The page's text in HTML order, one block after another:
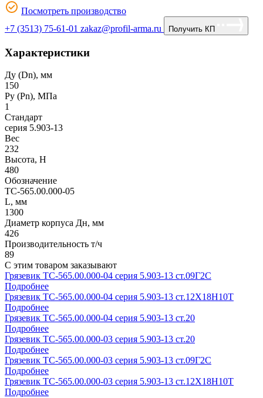
Посмотреть производство
+7 (3513) 75-61-01 zakaz@profil-arma.ru Получить КП
Характеристики
Ду (Dn), мм
150
Ру (Рn), МПа
1
Стандарт
серия 5.903-13
Вес
232
Высота, H
480
Обозначение
ТС-565.00.000-05
L, мм
1300
Диаметр корпуса Дн, мм
426
Производительность т/ч
89
С этим товаром заказывают
Грязевик ТС-565.00.000-04 серия 5.903-13 ст.09Г2С
Подробнее
Грязевик ТС-565.00.000-04 серия 5.903-13 ст.12Х18Н10Т
Подробнее
Грязевик ТС-565.00.000-04 серия 5.903-13 ст.20
Подробнее
Грязевик ТС-565.00.000-03 серия 5.903-13 ст.20
Подробнее
Грязевик ТС-565.00.000-03 серия 5.903-13 ст.09Г2С
Подробнее
Грязевик ТС-565.00.000-03 серия 5.903-13 ст.12Х18Н10Т
Подробнее